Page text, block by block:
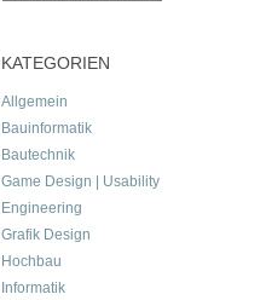
KATEGORIEN
Allgemein
Bauinformatik
Bautechnik
Game Design | Usability
Engineering
Grafik Design
Hochbau
Informatik